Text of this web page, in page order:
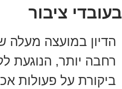
בעובדי ציבור
הדיון במועצה מעלה
רחבה יותר, הנוגעת
ביקורת על פעולות